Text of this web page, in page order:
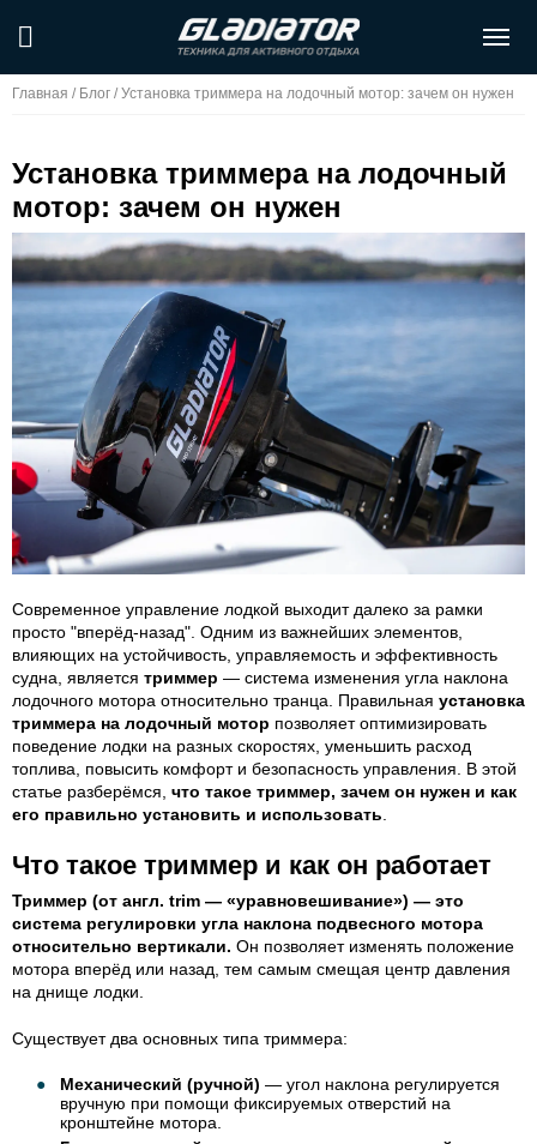
Главная / Блог / Установка триммера на лодочный мотор: зачем он нужен
Установка триммера на лодочный
мотор: зачем он нужен
Современное управление лодкой выходит далеко за рамки
просто "вперёд-назад". Одним из важнейших элементов,
влияющих на устойчивость, управляемость и эффективность
судна, является триммер — система изменения угла наклона
лодочного мотора относительно транца. Правильная установка
триммера на лодочный мотор позволяет оптимизировать
поведение лодки на разных скоростях, уменьшить расход
топлива, повысить комфорт и безопасность управления. В этой
статье разберёмся, что такое триммер, зачем он нужен и как
его правильно установить и использовать.
Что такое триммер и как он работает
Триммер (от англ. trim — «уравновешивание») — это
система регулировки угла наклона подвесного мотора
относительно вертикали. Он позволяет изменять положение
мотора вперёд или назад, тем самым смещая центр давления
на днище лодки.
Существует два основных типа триммера:
Механический (ручной) — угол наклона регулируется
вручную при помощи фиксируемых отверстий на
кронштейне мотора.